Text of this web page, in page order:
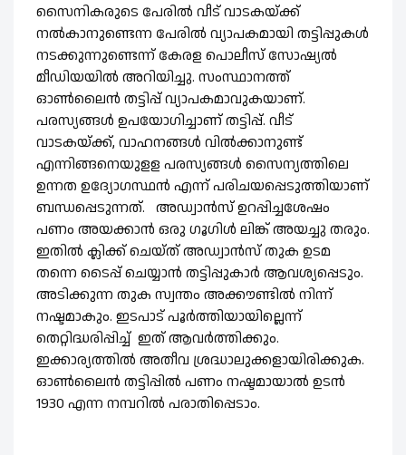
സൈനികരുടെ പേരില്‍ വീട് വാടകയ്ക്ക്
നല്‍കാനുണ്ടെന്ന പേരില്‍ വ്യാപകമായി തട്ടിപ്പുകള്‍
നടക്കുന്നുണ്ടെന്ന് കേരള പൊലീസ് സോഷ്യല്‍
മീഡിയയില്‍ അറിയിച്ചു. സംസ്ഥാനത്ത്
ഓണ്‍ലൈന്‍ തട്ടിപ്പ് വ്യാപകമാവുകയാണ്.
പരസ്യങ്ങള്‍ ഉപയോഗിച്ചാണ് തട്ടിപ്പ്. വീട്
വാടകയ്ക്ക്, വാഹനങ്ങള്‍ വില്‍ക്കാനുണ്ട്
എന്നിങ്ങനെയുളള പരസ്യങ്ങള്‍ സൈന്യത്തിലെ
ഉന്നത ഉദ്യോഗസ്ഥന്‍ എന്ന് പരിചയപ്പെടുത്തിയാണ്
ബന്ധപ്പെടുന്നത്. അഡ്വാന്‍സ് ഉറപ്പിച്ചശേഷം
പണം അയക്കാന്‍ ഒരു ഗൂഗിള്‍ ലിങ്ക് അയച്ചു തരും.
ഇതില്‍ ക്ലിക്ക് ചെയ്ത് അഡ്വാന്‍സ് തുക ഉടമ
തന്നെ ടൈപ്പ് ചെയ്യാന്‍ തട്ടിപ്പുകാര്‍ ആവശ്യപ്പെടും.
അടിക്കുന്ന തുക സ്വന്തം അക്കൗണ്ടില്‍ നിന്ന്
നഷ്ടമാകും. ഇടപാട് പൂര്‍ത്തിയായില്ലെന്ന്
തെറ്റിദ്ധരിപ്പിച്ച് ഇത് ആവര്‍ത്തിക്കും.
ഇക്കാര്യത്തില്‍ അതീവ ശ്രദ്ധാലുക്കളായിരിക്കുക.
ഓണ്‍ലൈന്‍ തട്ടിപ്പില്‍ പണം നഷ്ടമായാല്‍ ഉടന്‍
1930 എന്ന നമ്പറില്‍ പരാതിപ്പെടാം.